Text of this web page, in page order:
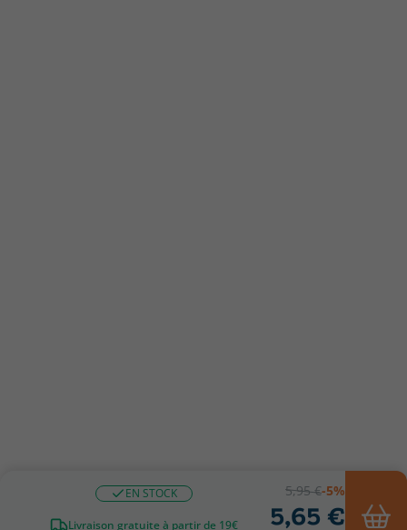
EN STOCK
Livraison gratuite à partir de 19€
5,95 €-5%
5,65 €